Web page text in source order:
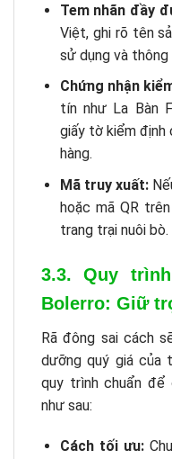
Tem nhãn đầy
Việt, ghi rõ tên
sử dụng và thông
Chứng nhận
tín như La Bàn
giấy tờ kiểm
hàng.
Mã truy xuất:
hoặc mã QR
trang trại nuôi bò.
3.3. Quy
Bolerro: Giữ
Rã đông sai cách
dưỡng quý giá của
quy trình chuẩn
như sau:
Cách tối ưu: